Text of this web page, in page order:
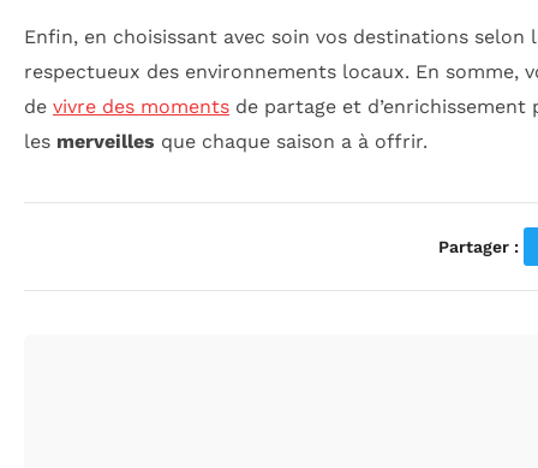
Enfin, en choisissant avec soin vos destinations
respectueux des environnements locaux. En somme,
de vivre des moments de partage et
les merveilles que chaque saison a à offrir.
Partager :